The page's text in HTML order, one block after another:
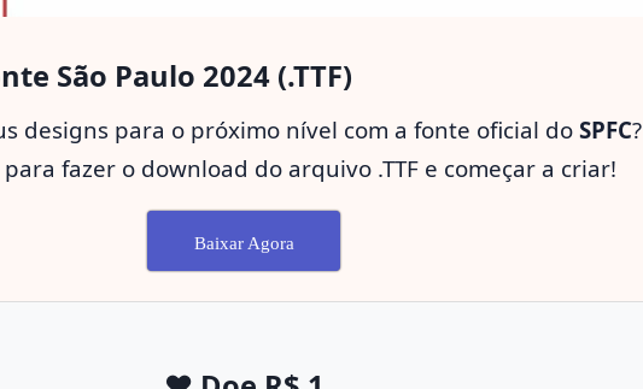
São Paulo 2024 (.TTF)
designs para o próximo nível com a fonte oficial do SPFC?
fazer o download do arquivo .TTF e começar a criar!
Baixar Agora